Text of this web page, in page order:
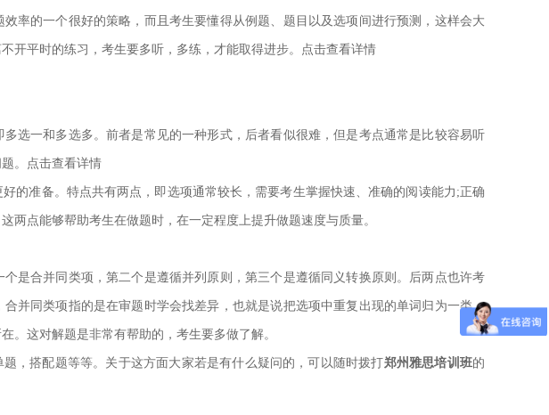
率的一个很好的策略，而且考生要懂得从例题、题目以及选项间进行预测，这样会大
开平时的练习，考生要多听，多练，才能取得进步。点击查看详情
一和多选多。前者是常见的一种形式，后者看似很难，但是考点通常是比较容易听
。点击查看详情
准备。特点共有两点，即选项通常较长，需要考生掌握快速、准确的阅读能力;正确
两点能够帮助考生在做题时，在一定程度上提升做题速度与质量。
合并同类项，第二个是遵循并列原则，第三个是遵循同义转换原则。后两点也许考
并同类项指的是在审题时学会找差异，也就是说把选项中重复出现的单词归为一类，
。这对解题是非常有帮助的，考生要多做了解。
，搭配题等等。关于这方面大家若是有什么疑问的，可以随时拨打郑州雅思培训班的